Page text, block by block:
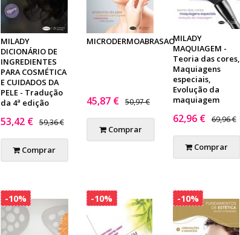
MILADY
DICIONÁRIO DE
INGREDIENTES
PARA COSMÉTICA
E CUIDADOS DA
PELE - Tradução
da 4ª edição
53,42 € 59,36 €
Comprar
MICRODERMOABRASAO
45,87 € 50,97 €
Comprar
MILADY
MAQUIAGEM -
Teoria das cores,
Maquiagens
especiais,
Evolução da
maquiagem
62,96 € 69,96 €
Comprar
-10% -10% -10%